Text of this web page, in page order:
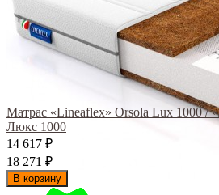
Матрас «Lineaflex» Orsola Lux 1000 /
Люкс 1000
14 617 ₽
18 271 ₽
В корзину